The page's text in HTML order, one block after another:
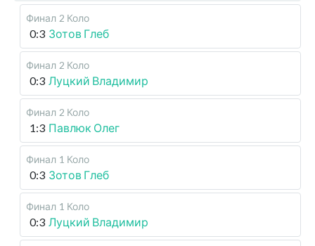
Финал 2 Коло
0:3 Зотов Глеб
Финал 2 Коло
0:3 Луцкий Владимир
Финал 2 Коло
1:3 Павлюк Олег
Финал 1 Коло
0:3 Зотов Глеб
Финал 1 Коло
0:3 Луцкий Владимир